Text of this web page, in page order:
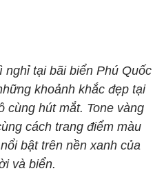
nghỉ tại bãi biển Phú Quốc
khoảnh khắc đẹp tại
cùng hút mắt. Tone vàng
cách trang điểm màu
bật trên nền xanh của
và biển.